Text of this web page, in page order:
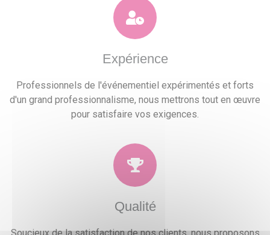
Expérience
Professionnels de l'événementiel expérimentés et forts
d'un grand professionnalisme, nous mettrons tout en œuvre
pour satisfaire vos exigences.
Qualité